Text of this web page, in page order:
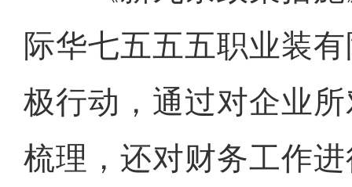
际华七五五五职业装
极行动，通过对企业
梳理，还对财务工作